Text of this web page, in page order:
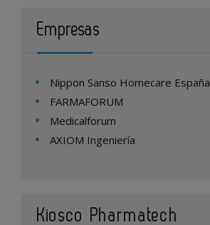
Empresas
Nippon Sanso Homecare España
FARMAFORUM
Medicalforum
AXIOM Ingeniería
Kiosco Pharmatech